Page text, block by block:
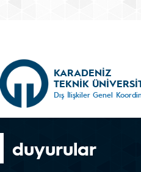
KARADENİZ
TEKNİK
Dış İlişkiler Genel
duyurular